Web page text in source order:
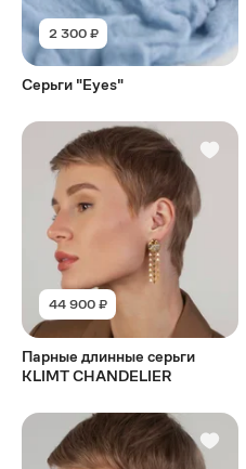
2 300 ₽
Серьги "Eyes"
44 900 ₽
Парные длинные серьги
KLIMT CHANDELIER